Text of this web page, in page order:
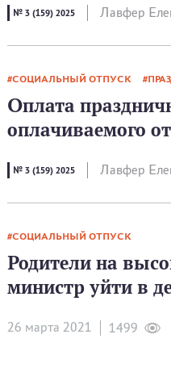
№ 3 (159) 2025 Лавфер
СОЦИАЛЬНЫЙ ОТПУСК
Оплата
оплачиваемого
№ 3 (159) 2025 Лавфер
СОЦИАЛЬНЫЙ ОТПУСК
Родители на
министр уйти в
26 мартa 2021 1499